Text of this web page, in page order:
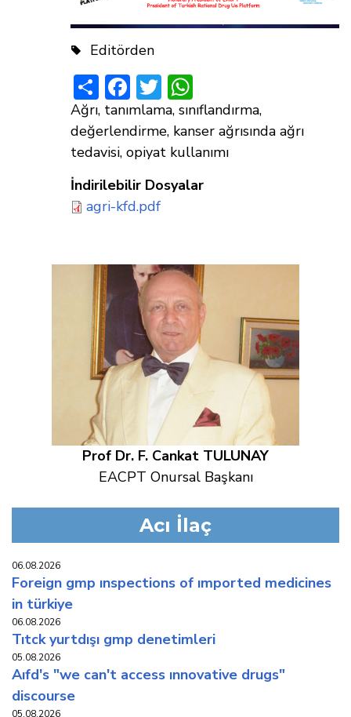
Editörden
ShareFacebook
Twitter
Ağrı, tanımlama, sınıflandırma,
değerlendirme, kanser ağrısında ağrı
tedavisi, opiyat kullanımı
İndirilebilir Dosyalar
agri-kfd.pdf
Prof Dr. F. Cankat TULUNAY
EACPT Onursal Başkanı
Acı İlaç
06.08.2026
foreign gmp inspections of imported medicines
in türkiye
06.08.2026
titck yurtdişi gmp deneti̇mleri̇
05.08.2026
aifd's "we can't access innovative drugs"
discourse
05.08.2026